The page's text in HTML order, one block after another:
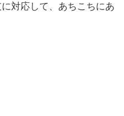
対応して、あちこちにあ